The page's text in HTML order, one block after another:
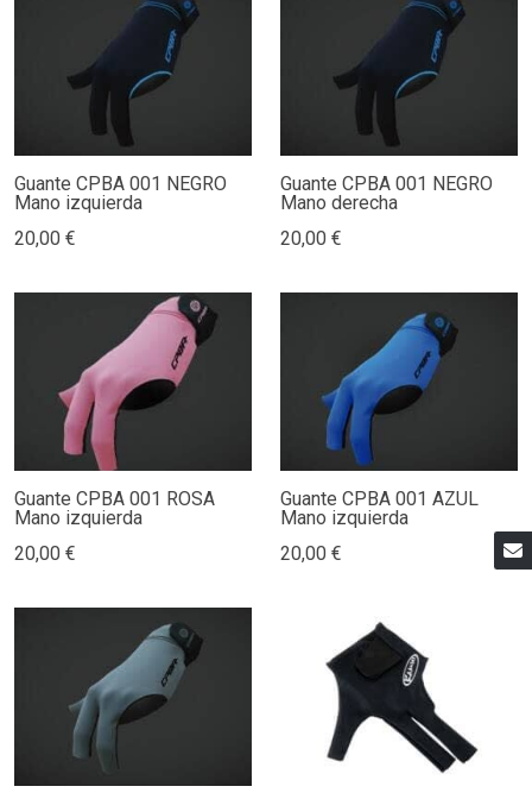
Guante CPBA 001 NEGRO
Mano izquierda
20,00 €
Guante CPBA 001 NEGRO
Mano derecha
20,00 €
Guante CPBA 001 ROSA
Mano izquierda
20,00 €
Guante CPBA 001 AZUL
Mano izquierda
20,00 €